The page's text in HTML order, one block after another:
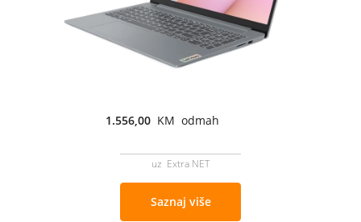
1.556,00 KM odmah
uz Extra NET
Saznaj više